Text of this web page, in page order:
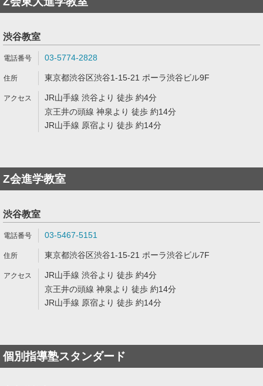
渋谷教室
03-5774-2828
東京都渋谷区渋谷1-15-21 ポーラ渋谷ビル9F
JR山手線 渋谷より 徒歩 約4分
京王井の頭線 神泉より 徒歩 約14分
JR山手線 原宿より 徒歩 約14分
Z会進学教室
渋谷教室
03-5467-5151
東京都渋谷区渋谷1-15-21 ポーラ渋谷ビル7F
JR山手線 渋谷より 徒歩 約4分
京王井の頭線 神泉より 徒歩 約14分
JR山手線 原宿より 徒歩 約14分
個別指導塾スタンダード